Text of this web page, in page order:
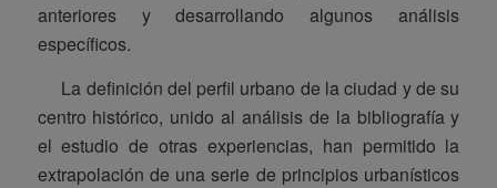
anteriores y desarrollando algunos análisis
específicos.
La definición del perfil urbano de la ciudad y de su
centro histórico, unido al análisis de la bibliografía y
el estudio de otras experiencias, han permitido la
extrapolación de una serie de principios urbanísticos